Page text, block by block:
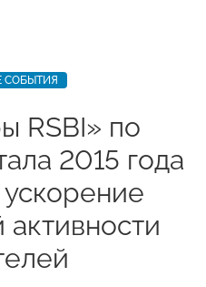
СОБЫТИЯ
RSBI» по
2015 года